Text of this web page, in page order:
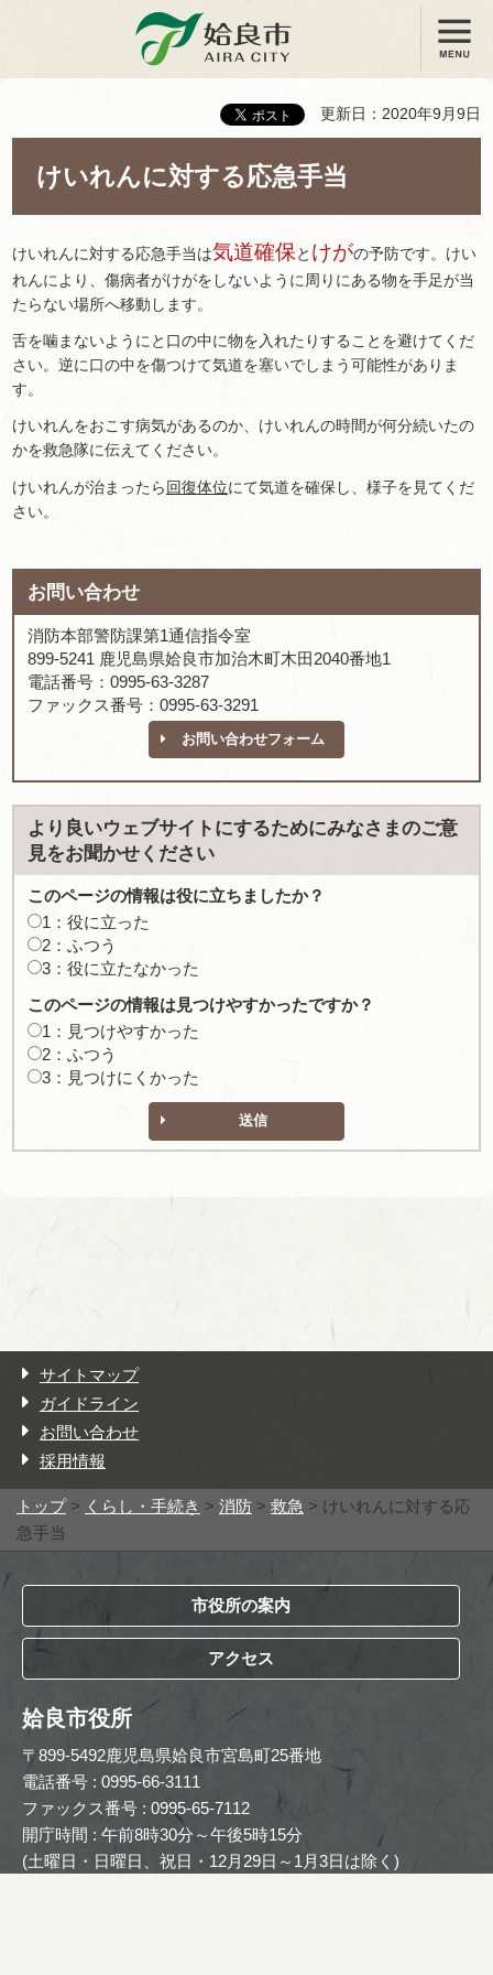
姶良市 メニュー
更新日：2020年9月9日
けいれんに対する応急手当
けいれんに対する応急手当は気道確保と けがの予防です。けい
れんにより、傷病者がけがをしないように周りにある物を手足が当
たらない場所へ移動します。
舌を噛まないようにと口の中に物を入れたりすることを避けてくだ
さい。逆に口の中を傷つけて気道を塞いでしまう可能性がありま
す。
けいれんをおこす病気があるのか、けいれんの時間が何分続いたの
かを救急隊に伝えてください。
けいれんが治まったら回復体位にて気道を確保し、様子を見てくだ
さい。
お問い合わせ
消防本部警防課第1通信指令室
899-5241 鹿児島県姶良市加治木町木田2040番地1
電話番号：0995-63-3287
ファックス番号：0995-63-3291
お問い合わせフォーム
より良いウェブサイトにするためにみなさまのご意
見をお聞かせください
このページの情報は役に立ちましたか？
1：役に立った
2：ふつう
3：役に立たなかった
このページの情報は見つけやすかったですか？
1：見つけやすかった
2：ふつう
3：見つけにくかった
送信
サイトマップ
ガイドライン
お問い合わせ
採用情報
トップ> くらし・手続き > 消防 > 救急 > けいれんに対する応
急手当
市役所の案内
アクセス
姶良市役所
〒899-5492鹿児島県姶良市宮島町25番地
電話番号 : 0995-66-3111
ファックス番号 : 0995-65-7112
開庁時間 : 午前8時30分～午後5時15分
(土曜日・日曜日、祝日・12月29日～1月3日は除く)